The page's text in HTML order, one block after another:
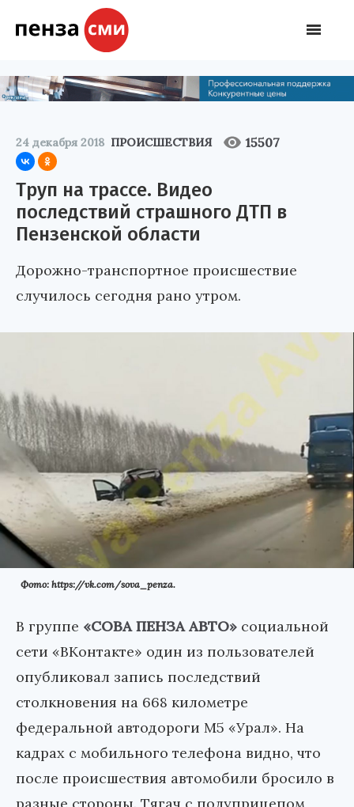
24 декабря 2018 ПРОИСШЕСТВИЯ 15507
Труп на трассе. Видео
последствий страшного ДТП в
Пензенской области
Дорожно-транспортное происшествие
случилось сегодня рано утром.
Фото: https://vk.com/sova_penza.
В группе «СОВА ПЕНЗА АВТО» социальной
сети «ВКонтакте» один из пользователей
опубликовал запись последствий
столкновения на 668 километре
федеральной автодороги М5 «Урал». На
кадрах с мобильного телефона видно, что
после происшествия автомобили бросило в